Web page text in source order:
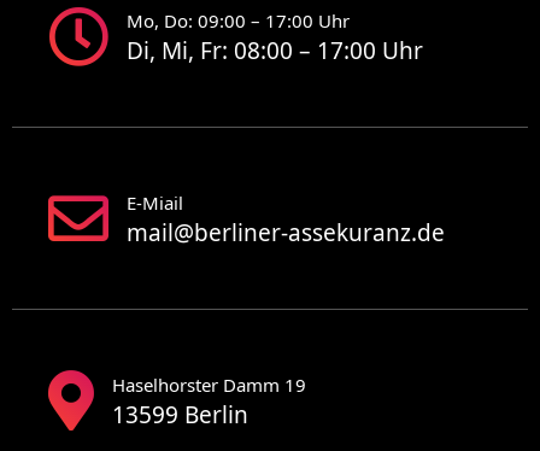
Mo, Do: 09:00 – 17:00 Uhr
Di, Mi, Fr: 08:00 – 17:00 Uhr
E-Miail
mail@berliner-assekuranz.de
Haselhorster Damm 19
13599 Berlin